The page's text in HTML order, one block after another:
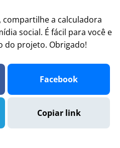
compartilhe a calculadora
social. É fácil para você e
do projeto. Obrigado!
Facebook
Copiar link